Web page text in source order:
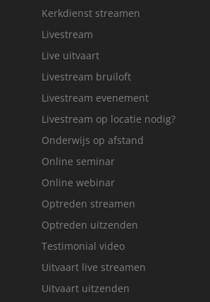
Kerkdienst streamen
Livestream
Live uitvaart
Livestream bruiloft
Livestream evenement
Livestream op locatie nodig?
Onderwijs op afstand
Online seminar
Online webinar
Optreden streamen
Optreden uitzenden
Testimonial video
Uitvaart live streamen
Uitvaart uitzenden